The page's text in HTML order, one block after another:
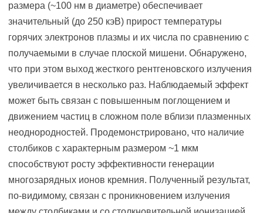
размера (~100 нм в диаметре) обеспечивает
значительный (до 250 кэВ) прирост температуры
горячих электронов плазмы и их числа по сравнению с
получаемыми в случае плоской мишени. Обнаружено,
что при этом выход жесткого рентгеновского излучения
увеличивается в несколько раз. Наблюдаемый эффект
может быть связан с повышенным поглощением и
движением частиц в сложном поле вблизи плазменных
неоднородностей. Продемонстрировано, что наличие
столбиков с характерным размером ~1 мкм
способствуют росту эффективности генерации
многозарядных ионов кремния. Полученный результат,
по-видимому, связан с проникновением излучения